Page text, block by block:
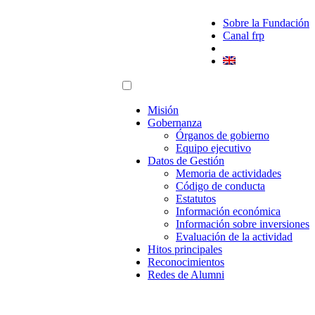
Sobre la Fundación
Canal frp
Misión
Gobernanza
Órganos de gobierno
Equipo ejecutivo
Datos de Gestión
Memoria de actividades
Código de conducta
Estatutos
Información económica
Información sobre inversiones
Evaluación de la actividad
Hitos principales
Reconocimientos
Redes de Alumni